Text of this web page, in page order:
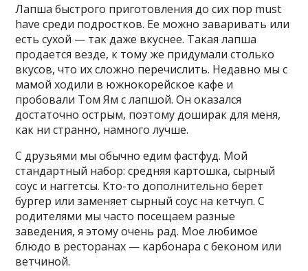
Лапша быстрого приготовления до сих пор must
have среди подростков. Ее можно заваривать или
есть сухой — так даже вкуснее. Такая лапша
продается везде, к тому же придумали столько
вкусов, что их сложно перечислить. Недавно мы с
мамой ходили в южнокорейское кафе и
пробовали Том Ям с лапшой. Он оказался
достаточно острым, поэтому доширак для меня,
как ни странно, намного лучше.
С друзьями мы обычно едим фастфуд. Мой
стандартный набор: средняя картошка, сырный
соус и наггетсы. Кто-то дополнительно берет
бургер или заменяет сырный соус на кетчуп. С
родителями мы часто посещаем разные
заведения, я этому очень рад. Мое любимое
блюдо в ресторанах — карбонара с беконом или
ветчиной.